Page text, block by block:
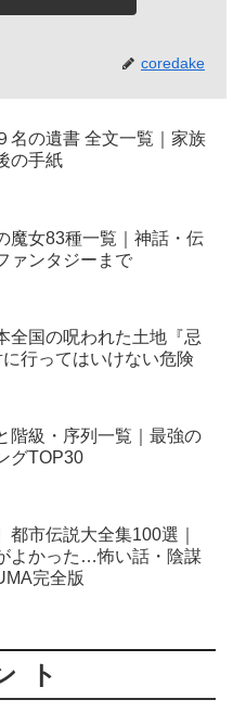
coredake
名の遺書 全文一覧｜家族
の手紙
魔女83種一覧｜神話・伝
ァンタジーまで
全国の呪われた土地『忌
行ってはいけない危険
階級・序列一覧｜最強の
グTOP30
都市伝説大全集100選｜
よかった…怖い話・陰謀
完全版
ト